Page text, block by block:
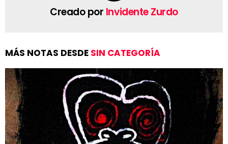
Creado por Invidente Zurdo
MÁS NOTAS DESDE SIN CATEGORÍA